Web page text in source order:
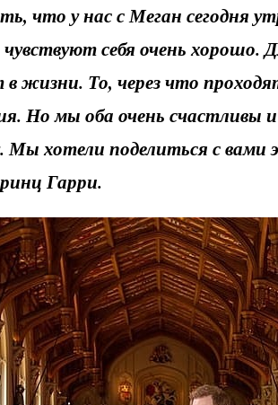
что у нас с Меган сегодня
себя очень хорошо.
жизни. То, через что
Но мы оба очень счастливы
Мы хотели поделиться с
Гарри.